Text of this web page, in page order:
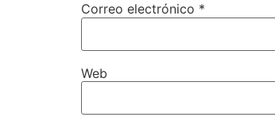
Correo electrónico *
Web